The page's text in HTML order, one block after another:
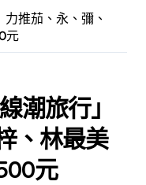
推茄、永、彌、
元
潮旅行」
、林最美
元